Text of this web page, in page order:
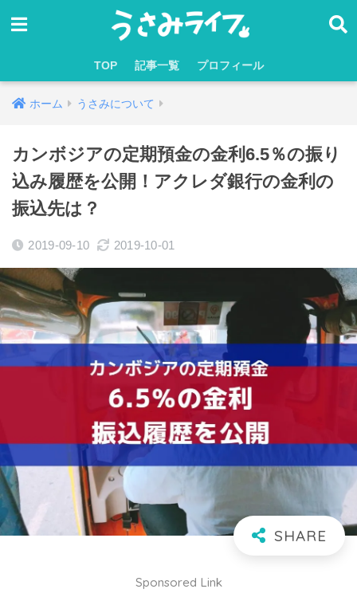
TOP 記事一覧 プロフィール
ホーム うさみについて
カンボジアの定期預金の金利6.5％の振り
込み履歴を公開！アクレダ銀行の金利の
振込先は？
2019-09-10 2019-10-01
Sponsored Link